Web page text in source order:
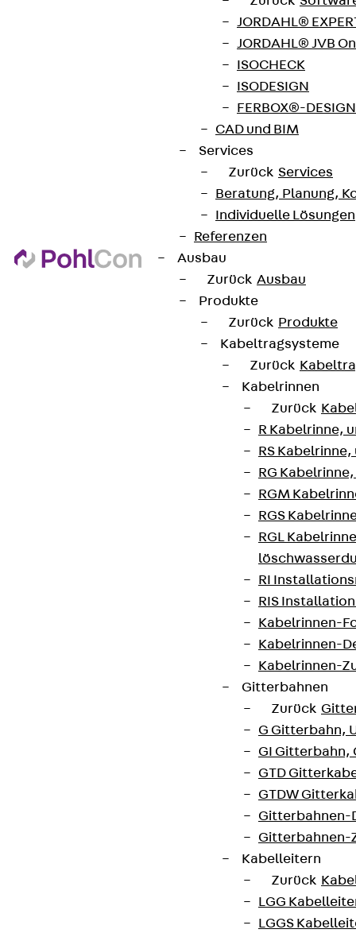
JORDAHL®
JORDAHL® JVB
ISOCHECK
ISODESIGN
FERBOX®-
CAD und BIM
Services
Zurück Services
Beratung, Planung,
Individuelle Lösungen
Referenzen
Ausbau
Zurück Ausbau
Produkte
Zurück Produkte
Kabeltragsysteme
Zurück
Kabelrinnen
Zurück
R Kabelrinne,
RS
RG
RGM
RGS
RGL
RI
RIS
Kabelrinnen-
Kabelrinnen-
Kabelrinnen-
Gitterbahnen
Zurück
G Gitterbahn,
GI Gitterbahn,
GTD
GTDW
Gitterbahnen-
Gitterbahnen-
Kabelleitern
Zurück
LGG
LGGS